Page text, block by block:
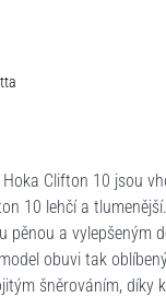
Clifton 10 jsou
10 lehčí a
pěnou a vylepšeným
obuvi tak
šněrováním, díky